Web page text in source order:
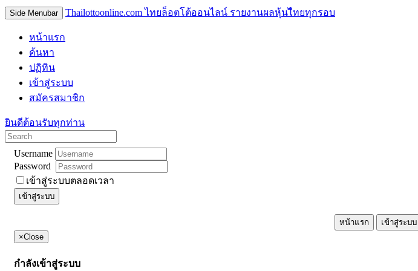
Side Menubar Thailottoonline.com ไทยล็อตโต้ออนไลน์ รายงานผลหุ้นไืทยทุกรอบ
หน้าแรก
ค้นหา
ปฏิทิน
เข้าสู่ระบบ
สมัครสมาชิก
ยินดีต้อนรับทุกท่าน
Username
Password
เข้าสู่ระบบตลอดเวลา
เข้าสู่ระบบ
หน้าแรก เข้าสู่ระบบ
×Close
กำลังเข้าสู่ระบบ